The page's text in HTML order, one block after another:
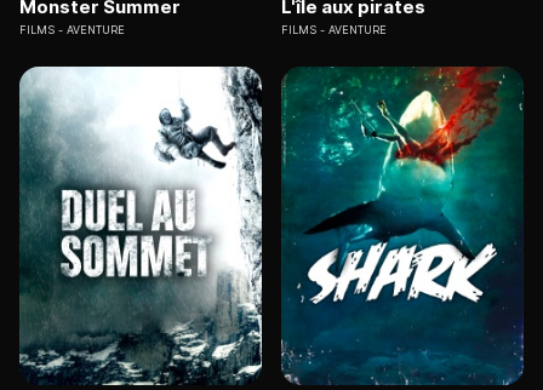
Monster Summer
FILMS AVENTURE
L'île aux pirates
FILMS AVENTURE